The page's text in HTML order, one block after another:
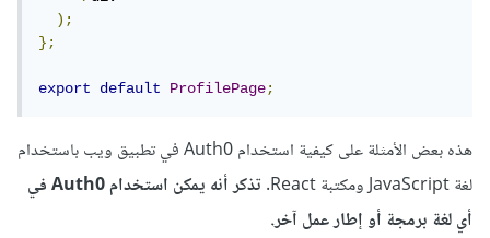
);
};
export default ProfilePage;
هذه بعض الأمثلة على كيفية استخدام Auth0 في تطبيق ويب باستخدام
لغة JavaScript ومكتبة React.
تذكر أنه يمكن استخدام Auth0 في
أي لغة برمجة أو إطار عمل آخر.